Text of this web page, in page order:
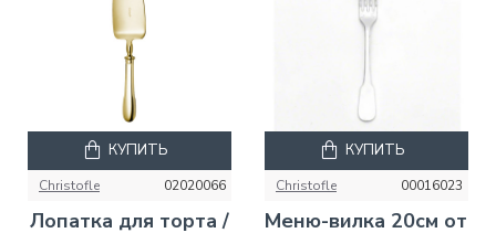
Christofle 02020066
Лопатка для торта /
КУПИТЬ
Christofle 00016023
Меню-вилка 20см от
КУПИТЬ